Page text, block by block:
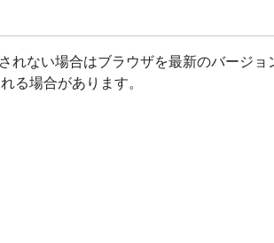
れない場合はブラウザを最新のバージ
る場合があります。